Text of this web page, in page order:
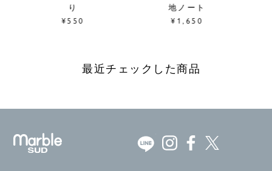
り
¥550
地ノート
¥1,650
最近チェックした商品